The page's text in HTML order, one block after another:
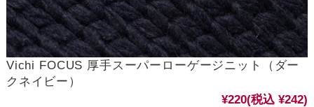
Vichi FOCUS 厚手スーパーローゲージニット（ダー
クネイビー）
¥220(税込 ¥242)